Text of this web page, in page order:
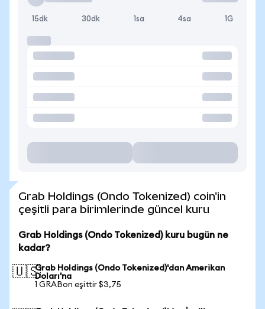
15dk 30dk 1sa 4sa 1G
Grab Holdings (Ondo Tokenized) coin'in
çeşitli para birimlerinde güncel kuru
Grab Holdings (Ondo Tokenized) kuru bugün ne
kadar?
🇺🇸Grab Holdings (Ondo Tokenized)'dan Amerikan
Doları'na
1 GRABon eşittir $3,75